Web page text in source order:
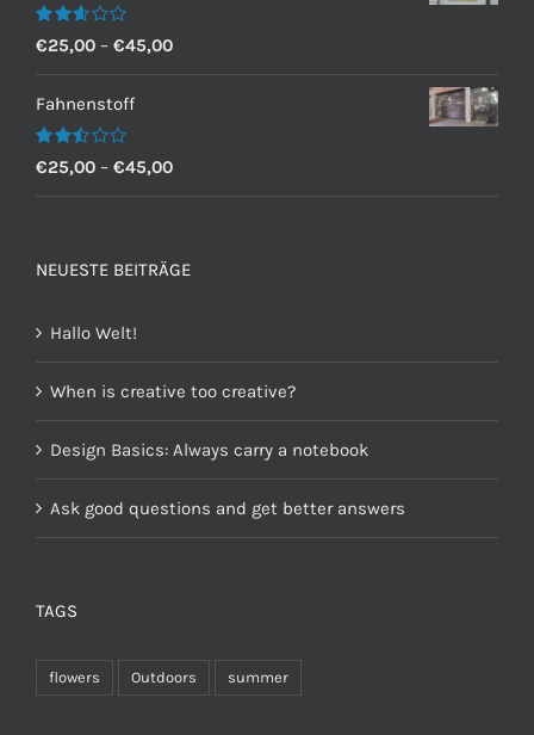
Bewertet
mit
2.60
von 5
€25,00 – €45,00
Fahnenstoff
Bewertet
mit
2.50
€25,00 – €45,00
NEUESTE BEITRÄGE
Hallo Welt!
When is creative too creative?
Design Basics: Always carry a notebook
Ask good questions and get better answers
TAGS
flowers Outdoors summer